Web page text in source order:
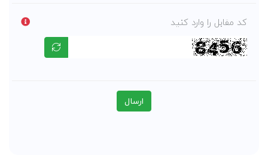
کد مقابل را وارد کنید
ارسال